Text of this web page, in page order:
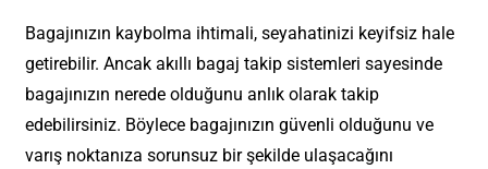
Bagajınızın kaybolma ihtimali, seyahatinizi keyifsiz hale
getirebilir. Ancak akıllı bagaj takip sistemleri sayesinde
bagajınızın nerede olduğunu anlık olarak takip
edebilirsiniz. Böylece bagajınızın güvenli olduğunu ve
varış noktanıza sorunsuz bir şekilde ulaşacağını